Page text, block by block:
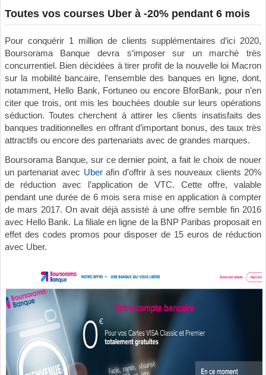
Toutes vos courses Uber à -20% pendant 6 mois
Pour conquérir 1 million de clients supplémentaires d’ici 2020,
Boursorama Banque devra s’imposer sur un marché très
concurrentiel. Bien décidées à tirer profit de la nouvelle loi Macron
sur la mobilité bancaire, l’ensemble des banques en ligne, dont,
notamment, Hello Bank, Fortuneo ou encore BforBank, pour n’en
citer que trois, ont mis les bouchées double sur leurs opérations
séduction. Toutes cherchent à attirer les clients insatisfaits des
banques traditionnelles en offrant d’important bonus, des taux très
attractifs ou encore des partenariats avec de grandes marques.
Boursorama Banque, sur ce dernier point, a fait le choix de nouer
un partenariat avec Uberafin d’offrir à ses nouveaux clients 20%
de réduction avec l’application de VTC. Cette offre, valable
pendant une durée de 6 mois sera mise en application à compter
de mars 2017. On avait déjà assisté à une offre semble fin 2016
avec Hello Bank. La filiale en ligne de la BNP Paribas proposait en
effet des codes promos pour disposer de 15 euros de réduction
avec Uber.